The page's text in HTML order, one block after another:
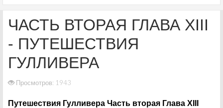
ЧАСТЬ ВТОРАЯ ГЛАВА XIII
- ПУТЕШЕСТВИЯ
ГУЛЛИВЕРА
Просмотров: 1943
Путешествия Гулливера Часть вторая Глава XIII